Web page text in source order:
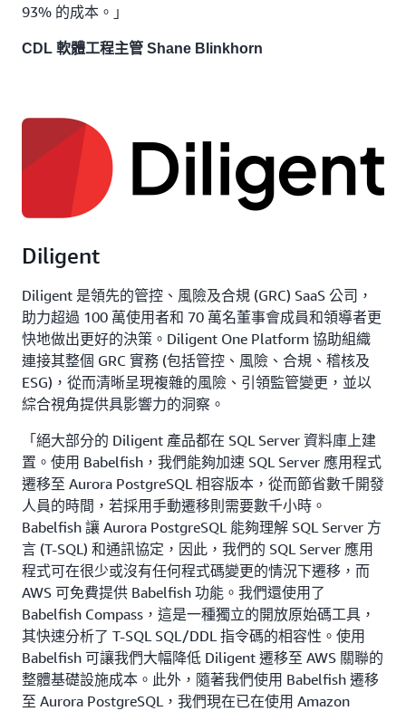
93% 的成本。」
CDL 軟體工程主管 Shane Blinkhorn
Diligent
Diligent 是領先的管控、風險及合規 (GRC) SaaS 公司，
助力超過 100 萬使用者和 70 萬名董事會成員和領導者更
快地做出更好的決策。Diligent One Platform 協助組織
連接其整個 GRC 實務 (包括管控、風險、合規、稽核及
ESG)，從而清晰呈現複雜的風險、引領監管變更，並以
綜合視角提供具影響力的洞察。
「絕大部分的 Diligent 產品都在 SQL Server 資料庫上建
置。使用 Babelfish，我們能夠加速 SQL Server 應用程式
遷移至 Aurora PostgreSQL 相容版本，從而節省數千開發
人員的時間，若採用手動遷移則需要數千小時。
Babelfish 讓 Aurora PostgreSQL 能夠理解 SQL Server 方
言 (T-SQL) 和通訊協定，因此，我們的 SQL Server 應用
程式可在很少或沒有任何程式碼變更的情況下遷移，而
AWS 可免費提供 Babelfish 功能。我們還使用了
Babelfish Compass，這是一種獨立的開放原始碼工具，
其快速分析了 T-SQL SQL/DDL 指令碼的相容性。使用
Babelfish 可讓我們大幅降低 Diligent 遷移至 AWS 關聯的
整體基礎設施成本。此外，隨著我們使用 Babelfish 遷移
至 Aurora PostgreSQL，我們現在已在使用 Amazon